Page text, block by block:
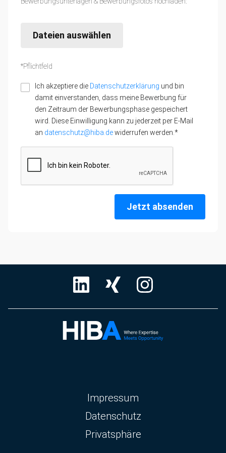
Dateien auswählen
*Pflichtfeld
Ich akzeptiere die Datenschutzerklärung und bin
damit einverstanden, dass meine Bewerbung für
den Zeitraum der Bewerbungsphase gespeichert
wird. Diese Einwilligung kann zu jederzeit per E-Mail
an datenschutz@hiba.dewiderrufen werden.*
Jetzt absenden
Navigation
überspringen
Impressum
Datenschutz
Privatsphäre